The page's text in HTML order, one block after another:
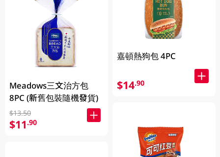
Meadows三文治方包
8PC (新舊包裝隨機發貨)
$13.50
$11.90
嘉頓熱狗包 4PC
$14.90